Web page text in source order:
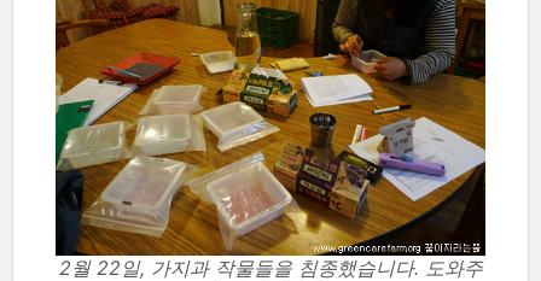
2월 22일, 가지과 작물들을 침종했습니다. 도와주